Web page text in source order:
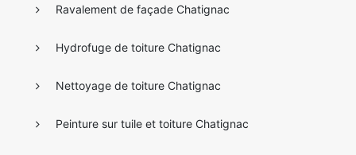
Ravalement de façade Chatignac
Hydrofuge de toiture Chatignac
Nettoyage de toiture Chatignac
Peinture sur tuile et toiture Chatignac